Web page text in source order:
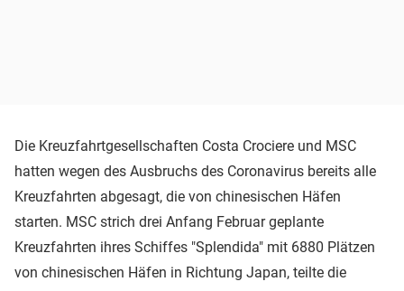
Die Kreuzfahrtgesellschaften Costa Crociere und MSC
hatten wegen des Ausbruchs des Coronavirus bereits alle
Kreuzfahrten abgesagt, die von chinesischen Häfen
starten. MSC strich drei Anfang Februar geplante
Kreuzfahrten ihres Schiffes "Splendida" mit 6880 Plätzen
von chinesischen Häfen in Richtung Japan, teilte die